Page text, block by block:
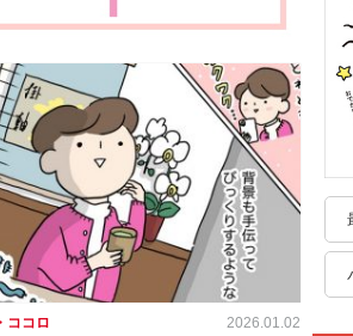
ココロ 2026.01.02